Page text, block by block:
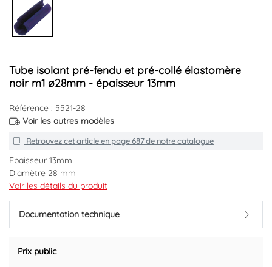
Tube isolant pré-fendu et pré-collé élastomère
noir m1 ø28mm - épaisseur 13mm
Référence : 5521-28
Voir les autres modèles
Retrouvez cet article en page 687de notre catalogue
Epaisseur 13mm
Diamètre 28 mm
Longueur 2 mètres
Conditionnement : 78m/carton.
Code EAN : 3660374907540
Voir les détails du produit
Documentation technique
Prix public